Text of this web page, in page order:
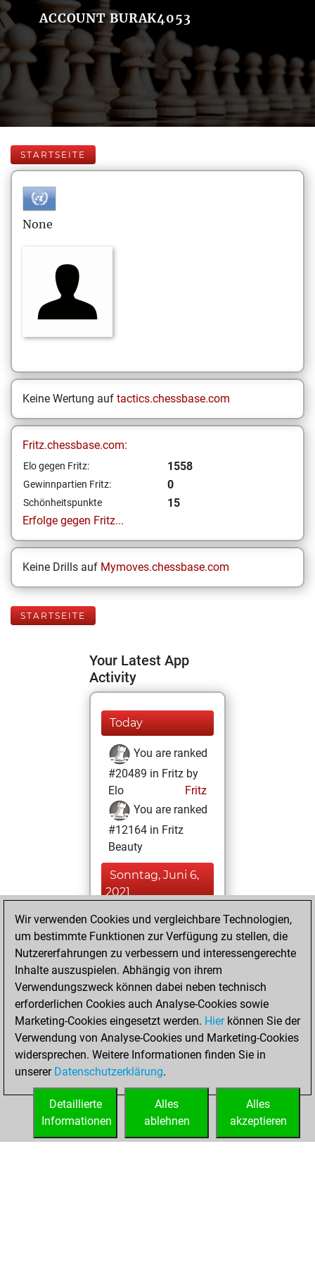
ACCOUNT BURAK4053
STARTSEITE
None
Keine Wertung auf tactics.chessbase.com
Fritz.chessbase.com:
Elo gegen Fritz: 1558
Gewinnpartien Fritz: 0
Schönheitspunkte
15
Erfolge gegen Fritz...
Keine Drills auf Mymoves.chessbase.com
STARTSEITE
Your Latest App
Activity
Today
You are ranked
#20489 in Fritz by
Elo
Fritz
You are ranked
#12164 in Fritz
Beauty
Sonntag, Juni 6,
2021
You achieved a
BeautyScore of 15
Fritz
achieved a new Elo
of 1558
Donnerstag, Mai
13, 2021
You created
your Fritz account
Wir verwenden Cookies und vergleichbare Technologien,
um bestimmte Funktionen zur Verfügung zu stellen, die
Nutzererfahrungen zu verbessern und interessengerechte
Inhalte auszuspielen. Abhängig von ihrem
Verwendungszweck können dabei neben technisch
erforderlichen Cookies auch Analyse-Cookies sowie
Marketing-Cookies eingesetzt werden. Hierkönnen Sie der
Verwendung von Analyse-Cookies und Marketing-Cookies
widersprechen. Weitere Informationen finden Sie in
unserer Datenschutzerklärung.
Alles
akzeptieren
Alles
ablehnen
Detaillierte
Informationen